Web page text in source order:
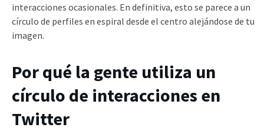
interacciones ocasionales. En definitiva, esto se parece a un
círculo de perfiles en espiral desde el centro alejándose de tu
imagen.
Por qué la gente utiliza un
círculo de interacciones en
Twitter